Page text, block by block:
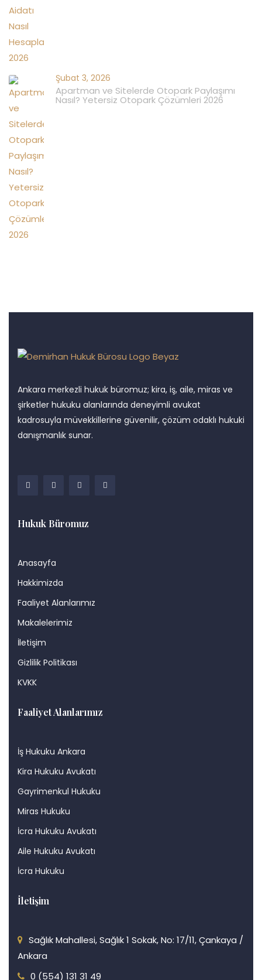
Şubat 3, 2026
Apartman ve Sitelerde Otopark Paylaşımı
Nasıl? Yetersiz Otopark Çözümleri 2026
Ankara merkezli hukuk büromuz; kira, iş, aile, miras ve
şirketler hukuku alanlarında deneyimli avukat
kadrosuyla müvekkillerine güvenilir, çözüm odaklı hukuki
danışmanlık sunar.
Hukuk Büromuz
Anasayfa
Hakkimizda
Faaliyet Alanlarımız
Makalelerimiz
İletişim
Gizlilik Politikası
KVKK
Faaliyet Alanlarımız
İş Hukuku Ankara
Kira Hukuku Avukatı
Gayrimenkul Hukuku
Miras Hukuku
İcra Hukuku Avukatı
Aile Hukuku Avukatı
İcra Hukuku
İletişim
Sağlık Mahallesi, Sağlık 1 Sokak, No: 17/11, Çankaya /
Ankara
0 (554) 131 31 49